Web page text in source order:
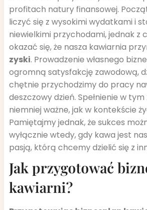
profitach natury finansowej.
liczyć się z wysokimi wydatkami i
niewielkimi przychodami, jednak z
okazać się, że nasza kawiarnia
zyski. Prowadzenie własnego
ogromną satysfakcję zawodową,
chętnie przychodzimy do pracy
deszczowy dzień. Spełnienie w
niemniej ważne, jak w kontekście
Pamiętajmy jednak, że sukces
wyłącznie wtedy, gdy kawa jest
pasją, którą chcemy dzielić się z
Jak przygotować
kawiarni?